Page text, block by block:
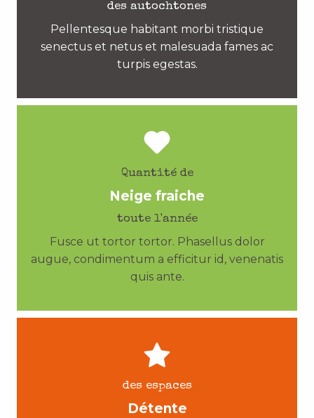
des autochtones
Pellentesque habitant morbi tristique
senectus et netus et malesuada fames ac
turpis egestas.
Quantité de
Neige fraiche
toute l'année
Fusce ut tortor tortor. Phasellus dolor
augue, condimentum a efficitur id, venenatis
quis ante.
des espaces
Détente